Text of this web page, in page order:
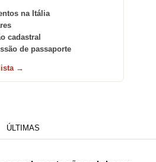
na Itália
cadastral
de passaporte
→
ÚLTIMAS